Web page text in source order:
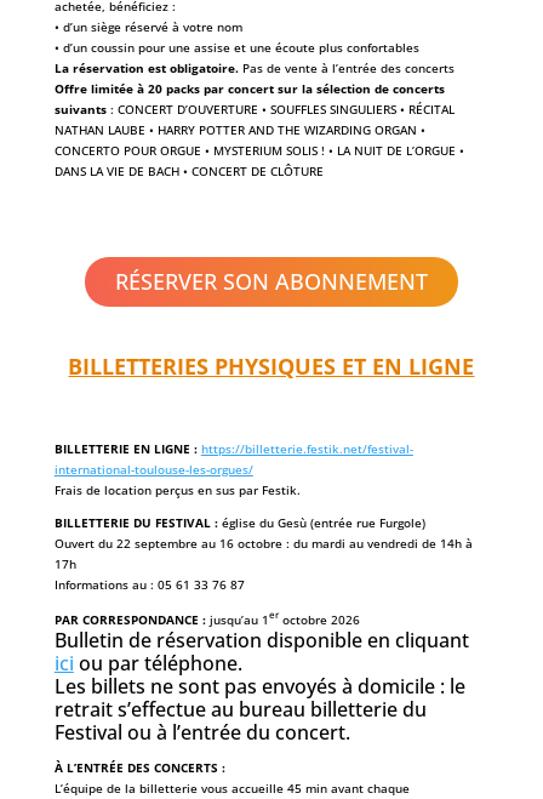
achetée, bénéficiez :
• d’un siège réservé à votre nom
• d’un coussin pour une assise et une écoute plus confortables
La réservation est obligatoire.Pas de vente à l’entrée des concerts
Offre limitée à 20 packs par concert sur la sélection de concerts
suivants: CONCERT D’OUVERTURE • SOUFFLES SINGULIERS • RÉCITAL
NATHAN LAUBE • HARRY POTTER AND THE WIZARDING ORGAN •
CONCERTO POUR ORGUE • MYSTERIUM SOLIS ! • LA NUIT DE L’ORGUE •
DANS LA VIE DE BACH • CONCERT DE CLÔTURE
RÉSERVER SON ABONNEMENT
BILLETTERIES PHYSIQUES ET EN LIGNE
BILLETTERIE EN LIGNE : https://billetterie.festik.net/festival-
international-toulouse-les-orgues/
Frais de location perçus en sus par Festik.
BILLETTERIE DU FESTIVAL : église du Gesù (entrée rue Furgole)
Ouvert du 22 septembre au 16 octobre : du mardi au vendredi de 14h à
17h
Informations au : 05 61 33 76 87
PAR CORRESPONDANCE : jusqu’au 1eroctobre 2026
Bulletin de réservation disponible en cliquant
ici ou par téléphone.
Les billets ne sont pas envoyés à domicile : le
retrait s’effectue au bureau billetterie du
Festival ou à l’entrée du concert.
À L’ENTRÉE DES CONCERTS :
L’équipe de la billetterie vous accueille 45 min avant chaque